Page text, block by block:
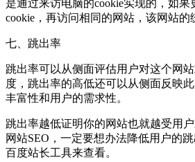
是通过来访电脑的cookie实现的，如果
cookie，再访问相同的网站，该网站的
七、跳出率
跳出率可以从侧面评估用户对这个网
度，跳出率的高低还可以从侧面反映
丰富性和用户的需求性。
跳出率越低证明你的网站也就越受用
网站SEO，一定要想办法降低用户的
百度站长工具来查看。